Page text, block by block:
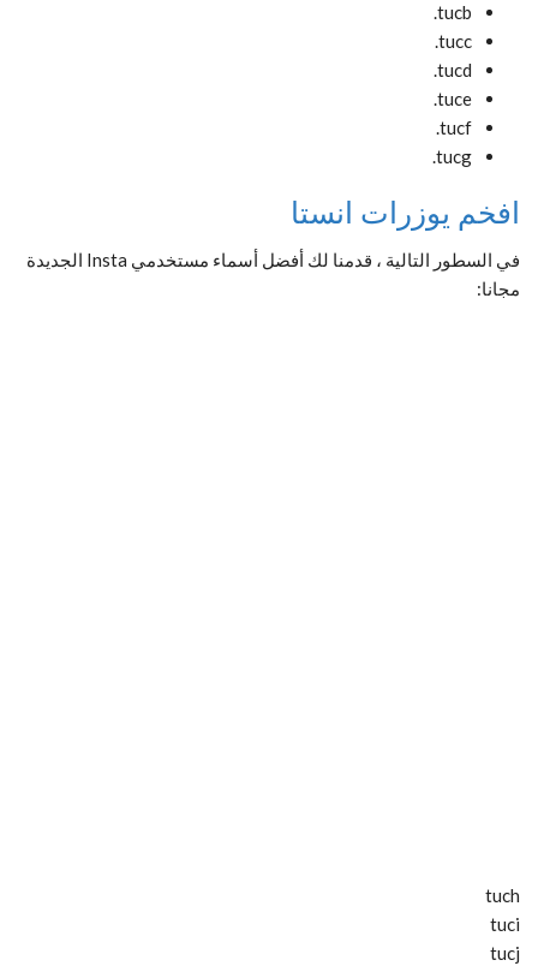
tucb.
tucc.
tucd.
tuce.
tucf.
tucg.
افخم يوزرات انستا
في السطور التالية ، قدمنا لك أفضل أسماء مستخدمي Insta الجديدة
مجانا:
tuch
tuci
tucj